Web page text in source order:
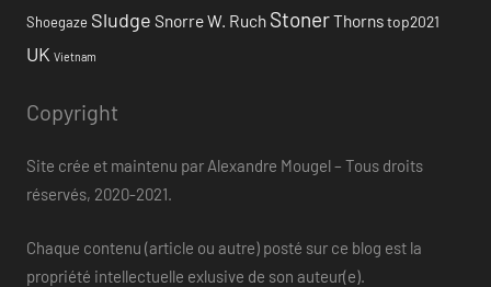
Shoegaze Sludge Snorre W. Ruch StonerThornstop2021
UK Vietnam
Copyright
Site crée et maintenu par Alexandre Mougel – Tous droits
réservés, 2020-2021.
Chaque contenu (article ou autre) posté sur ce blog est la
propriété intellectuelle exlusive de son auteur(e).